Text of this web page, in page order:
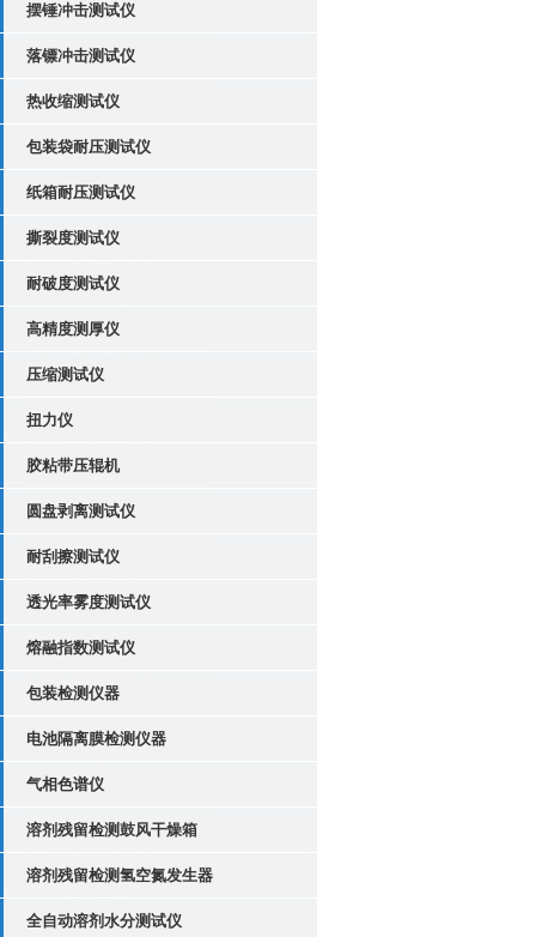
摆锤冲击测试仪
落镖冲击测试仪
热收缩测试仪
包装袋耐压测试仪
纸箱耐压测试仪
撕裂度测试仪
耐破度测试仪
高精度测厚仪
压缩测试仪
扭力仪
胶粘带压辊机
圆盘剥离测试仪
耐刮擦测试仪
透光率雾度测试仪
熔融指数测试仪
包装检测仪器
电池隔离膜检测仪器
气相色谱仪
溶剂残留检测鼓风干燥箱
溶剂残留检测氢空氮发生器
全自动溶剂水分测试仪